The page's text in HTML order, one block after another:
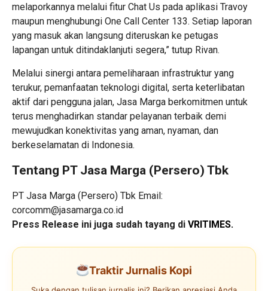
melaporkannya melalui fitur Chat Us pada aplikasi Travoy
maupun menghubungi One Call Center 133. Setiap laporan
yang masuk akan langsung diteruskan ke petugas
lapangan untuk ditindaklanjuti segera,” tutup Rivan.
Melalui sinergi antara pemeliharaan infrastruktur yang
terukur, pemanfaatan teknologi digital, serta keterlibatan
aktif dari pengguna jalan, Jasa Marga berkomitmen untuk
terus menghadirkan standar pelayanan terbaik demi
mewujudkan konektivitas yang aman, nyaman, dan
berkeselamatan di Indonesia.
Tentang PT Jasa Marga (Persero) Tbk
PT Jasa Marga (Persero) Tbk Email:
corcomm@jasamarga.co.id
Press Release ini juga sudah tayang di VRITIMES.
Traktir Jurnalis Kopi